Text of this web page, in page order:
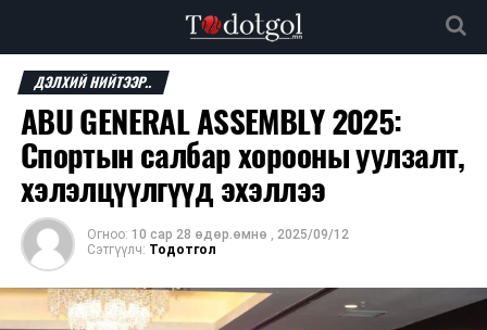
ДЭЛХИЙ НИЙТЭЭР..
ABU GENERAL ASSEMBLY 2025:
Спортын салбар хорооны уулзалт,
хэлэлцүүлгүүд эхэллээ
Огноо: 10 сар 28 өдөр.өмнө , 2025/09/12
Сэтгүүлч: Тодотгол